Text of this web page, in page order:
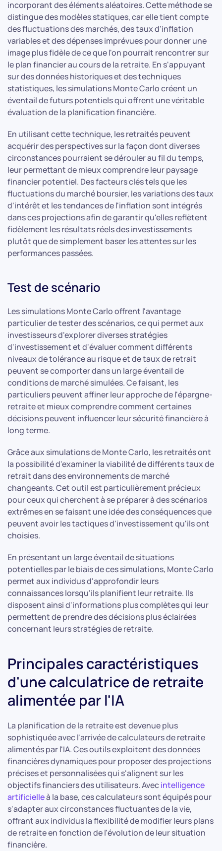
incorporant des éléments aléatoires. Cette méthode se
distingue des modèles statiques, car elle tient compte
des fluctuations des marchés, des taux d'inflation
variables et des dépenses imprévues pour donner une
image plus fidèle de ce que l'on pourrait rencontrer sur
le plan financier au cours de la retraite. En s'appuyant
sur des données historiques et des techniques
statistiques, les simulations Monte Carlo créent un
éventail de futurs potentiels qui offrent une véritable
évaluation de la planification financière.
En utilisant cette technique, les retraités peuvent
acquérir des perspectives sur la façon dont diverses
circonstances pourraient se dérouler au fil du temps,
leur permettant de mieux comprendre leur paysage
financier potentiel. Des facteurs clés tels que les
fluctuations du marché boursier, les variations des taux
d'intérêt et les tendances de l'inflation sont intégrés
dans ces projections afin de garantir qu'elles reflètent
fidèlement les résultats réels des investissements
plutôt que de simplement baser les attentes sur les
performances passées.
Test de scénario
Les simulations Monte Carlo offrent l'avantage
particulier de tester des scénarios, ce qui permet aux
investisseurs d'explorer diverses stratégies
d'investissement et d'évaluer comment différents
niveaux de tolérance au risque et de taux de retrait
peuvent se comporter dans un large éventail de
conditions de marché simulées. Ce faisant, les
particuliers peuvent affiner leur approche de l'épargne-
retraite et mieux comprendre comment certaines
décisions peuvent influencer leur sécurité financière à
long terme.
Grâce aux simulations de Monte Carlo, les retraités ont
la possibilité d'examiner la viabilité de différents taux de
retrait dans des environnements de marché
changeants. Cet outil est particulièrement précieux
pour ceux qui cherchent à se préparer à des scénarios
extrêmes en se faisant une idée des conséquences que
peuvent avoir les tactiques d'investissement qu'ils ont
choisies.
En présentant un large éventail de situations
potentielles par le biais de ces simulations, Monte Carlo
permet aux individus d'approfondir leurs
connaissances lorsqu'ils planifient leur retraite. Ils
disposent ainsi d'informations plus complètes qui leur
permettent de prendre des décisions plus éclairées
concernant leurs stratégies de retraite.
Principales caractéristiques
d'une calculatrice de retraite
alimentée par l'IA
La planification de la retraite est devenue plus
sophistiquée avec l'arrivée de calculateurs de retraite
alimentés par l'IA. Ces outils exploitent des données
financières dynamiques pour proposer des projections
précises et personnalisées qui s'alignent sur les
objectifs financiers des utilisateurs. Avecintelligence
artificielleà la base, ces calculateurs sont équipés pour
s'adapter aux circonstances fluctuantes de la vie,
offrant aux individus la flexibilité de modifier leurs plans
de retraite en fonction de l'évolution de leur situation
financière.